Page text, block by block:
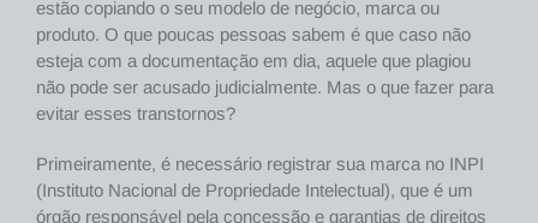
estão copiando o seu modelo de negócio, marca ou
produto. O que poucas pessoas sabem é que caso não
esteja com a documentação em dia, aquele que plagiou
não pode ser acusado judicialmente. Mas o que fazer para
evitar esses transtornos?
Primeiramente, é necessário registrar sua marca no INPI
(Instituto Nacional de Propriedade Intelectual), que é um
órgão responsável pela concessão e garantias de direitos